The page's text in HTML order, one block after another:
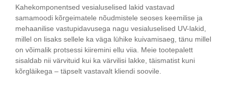
Kahekomponentsed vesialuselised lakid vastavad
samamoodi kõrgeimatele nõudmistele seoses keemilise ja
mehaanilise vastupidavusega nagu vesialuselised UV-lakid,
millel on lisaks sellele ka väga lühike kuivamisaeg, tänu millel
on võimalik protsessi kiiremini ellu viia. Meie tootepalett
sisaldab nii värvituid kui ka värvilisi lakke, täismatist kuni
kõrgläikega – täpselt vastavalt kliendi soovile.